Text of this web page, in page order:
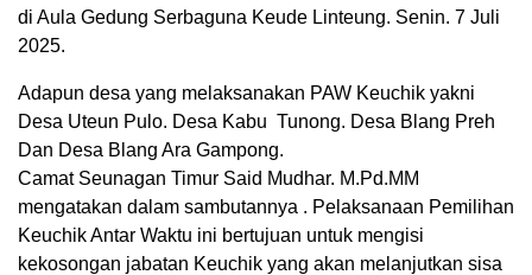
di Aula Gedung Serbaguna Keude Linteung. Senin. 7 Juli
2025.
Adapun desa yang melaksanakan PAW Keuchik yakni
Desa Uteun Pulo. Desa Kabu Tunong. Desa Blang Preh
Dan Desa Blang Ara Gampong.
Camat Seunagan Timur Said Mudhar. M.Pd.MM
mengatakan dalam sambutannya . Pelaksanaan Pemilihan
Keuchik Antar Waktu ini bertujuan untuk mengisi
kekosongan jabatan Keuchik yang akan melanjutkan sisa